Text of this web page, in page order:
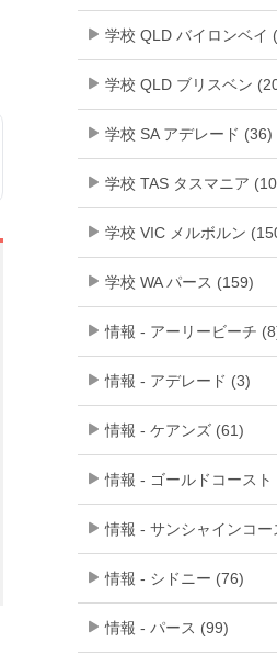
学校 QLD バイロンベイ
学校 QLD ブリスベン
学校 SA アデレード (36)
学校 TAS タスマニア
学校 VIC メルボルン
学校 WA パース (159)
情報 - アーリービーチ
情報 - アデレード (3)
情報 - ケアンズ (61)
情報 - ゴールドコースト
情報 - サンシャインコー
情報 - シドニー (76)
情報 - パース (99)